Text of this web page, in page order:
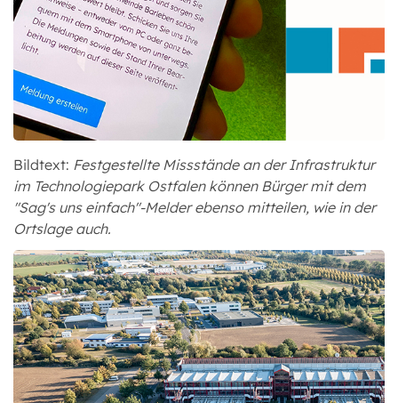
Bildtext: Festgestellte Missstände an der Infrastruktur
im Technologiepark Ostfalen können Bürger mit dem
"Sag's uns einfach"-Melder ebenso mitteilen, wie in der
Ortslage auch.